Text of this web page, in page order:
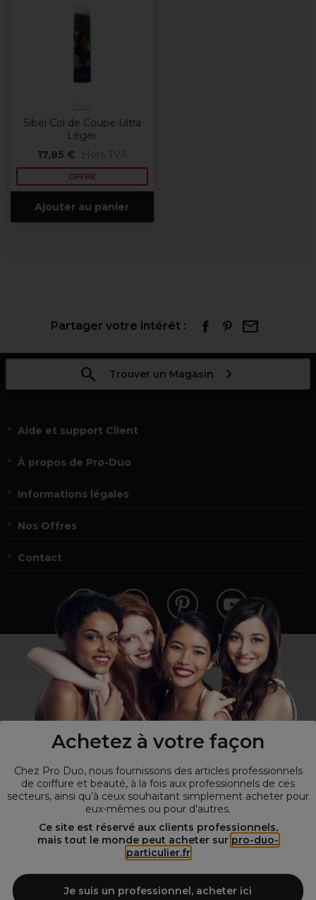
Achetez à votre façon
Chez Pro Duo, nous fournissons des articles professionnels
de coiffure et beauté, à la fois aux professionnels de ces
secteurs, ainsi qu’à ceux souhaitant simplement acheter pour
eux-mêmes ou pour d’autres.
Ce site est réservé aux clients professionnels,
mais tout le monde peut acheter sur pro-duo-
particulier.fr
Je suis un professionnel, acheter ici
Sibel Col de Coupe Ultra
Léger
17,85 €
Hors TVA
OFFRE
Ajouter au panier
Partager votre intérêt :
Trouver un Magasin
Aide et support Client
À propos de Pro-Duo
Informations légales
Nos Offres
Contact
Vous n’êtes pas un professionnel ?
Visitez notre site pour les particuliers!
Spécialiste de la coiffure et de la beauté, nous vous proposons une
large sélection de produits professionnels pour la coiffure et
Duo le fournisseur incontournable des salons de coiffure et instituts
de beauté! Notre gamme de produits s’adresse également à tous ceux